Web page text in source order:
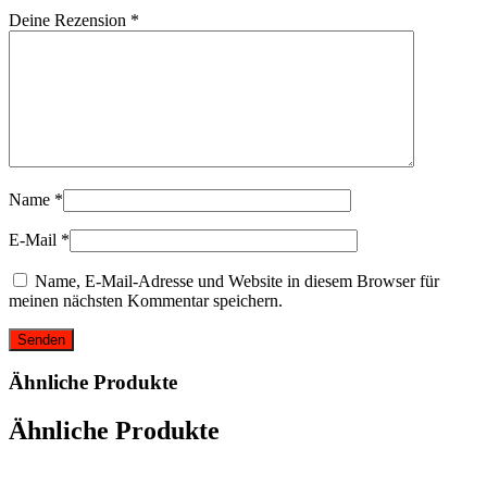
Deine Rezension *
Name *
E-Mail *
Name, E-Mail-Adresse und Website in diesem Browser für
meinen nächsten Kommentar speichern.
Ähnliche Produkte
Ähnliche Produkte